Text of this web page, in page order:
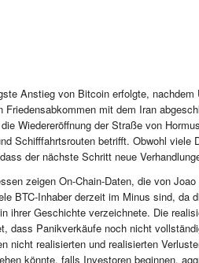
Anstieg von Bitcoin erfolgte,
Friedensabkommen mit dem Iran
Wiedereröffnung der Straße von
Schifffahrtsrouten betrifft. Obwohl
der nächste Schritt neue
zeigen On-Chain-Daten, die von
BTC-Inhaber derzeit im Minus sind, da
ihrer Geschichte verzeichnete. Die
dass Panikverkäufe noch nicht
nicht realisierten und realisierten
könnte, falls Investoren beginnen,